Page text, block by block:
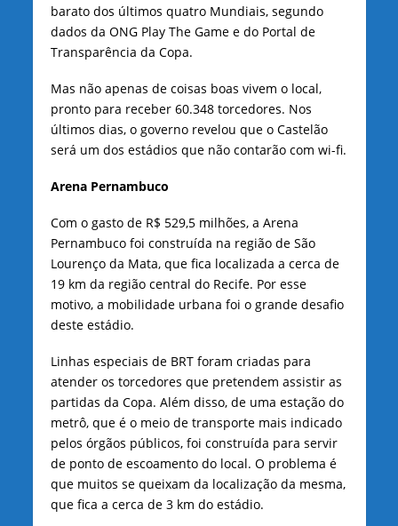
barato dos últimos quatro Mundiais, segundo
dados da ONG Play The Game e do Portal de
Transparência da Copa.
Mas não apenas de coisas boas vivem o local,
pronto para receber 60.348 torcedores. Nos
últimos dias, o governo revelou que o Castelão
será um dos estádios que não contarão com wi-fi.
Arena Pernambuco
Com o gasto de R$ 529,5 milhões, a Arena
Pernambuco foi construída na região de São
Lourenço da Mata, que fica localizada a cerca de
19 km da região central do Recife. Por esse
motivo, a mobilidade urbana foi o grande desafio
deste estádio.
Linhas especiais de BRT foram criadas para
atender os torcedores que pretendem assistir as
partidas da Copa. Além disso, de uma estação do
metrô, que é o meio de transporte mais indicado
pelos órgãos públicos, foi construída para servir
de ponto de escoamento do local. O problema é
que muitos se queixam da localização da mesma,
que fica a cerca de 3 km do estádio.